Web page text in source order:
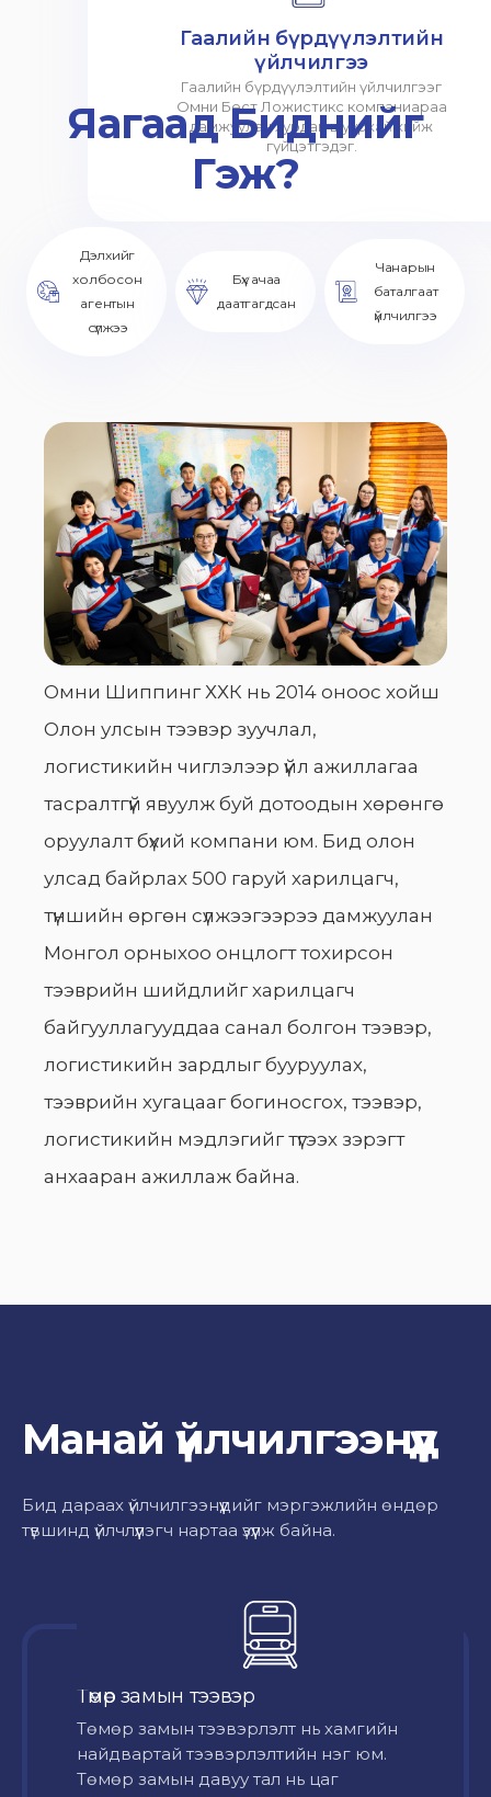
Гаалийн бүрдүүлэлтийн
үйлчилгээ
Гаалийн бүрдүүлэлтийн үйлчилгээг
Омни Бест Ложистикс компаниараа
дамжуулан хурдан шуурхай хийж
гүйцэтгэдэг.
Яагаад Биднийг
Гэж?
Дэлхийг
холбосон
агентын
сүлжээ
Бүх ачаа
даатгагдсан
Чанарын
баталгаат
үйлчилгээ
Омни Шиппинг ХХК нь 2014 оноос хойш
Олон улсын тээвэр зуучлал,
логистикийн чиглэлээр үйл ажиллагаа
тасралтгүй явуулж буй дотоодын хөрөнгө
оруулалт бүхий компани юм. Бид олон
улсад байрлах 500 гаруй харилцагч,
түншийн өргөн сүлжээгээрээ дамжуулан
Монгол орныхоо онцлогт тохирсон
тээврийн шийдлийг харилцагч
байгууллагууддаа санал болгон тээвэр,
логистикийн зардлыг бууруулах,
тээврийн хугацааг богиносгох, тээвэр,
логистикийн мэдлэгийг түгээх зэрэгт
анхааран ажиллаж байна.
Манай үйлчилгээнүүд
Бид дараах үйлчилгээнүүдийг мэргэжлийн өндөр
түвшинд үйлчлүүлэгч нартаа үзүүлж байна.
Төмөр замын тээвэр
Төмөр замын тээвэрлэлт нь хамгийн
найдвартай тээвэрлэлтийн нэг юм.
Төмөр замын давуу тал нь цаг